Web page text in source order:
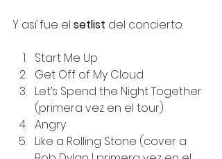
Y así fue el setlist del concierto:
Start Me Up
Get Off of My Cloud
Let’s Spend the Night Together
(primera vez en el tour)
Angry
Like a Rolling Stone (cover a